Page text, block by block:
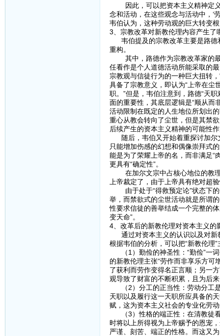
因此，可以把资本主义精神定义
念和活动，在这些观念与活动中，‘
韦伯认为，这种劳动观的巨大转变
3、宗教改革对新教伦理内容产生了
韦伯提及的宗教改革主要是路德
重构。
其中，路德作为宗教改革家的最
任看作是个人道德活动所能采取的
宗教观与信徒行为的一种巨大扭转
具备了宗教意义，即认为“上帝在尘
职。”但是，韦伯注意到，路德“天
面的重要性，其底层逻辑是“顺从而
活动限制在既定的人生地位所划出
重心从教会转向了尘世，但是其禁
后续产生的资本主义精神的可能性
随后，韦伯又开始着重探讨加尔
只能增加伤感的幻想和偶像崇拜式
能是为了荣耀上帝的名，而非满足“
更具有“确定性”。
在加尔文宗中占核心地位的教理
上帝裁定了，由于上帝具有绝对超
由于处于“得救预定论”状态下的
举，而禁欲式的尘世活动就是所谓
性要求信徒的善举结成一个完整的
变天命”。
4、改革后的新教伦理对资本主义的
通过对资本主义的认识以及对新
根据韦伯的分析，可以把“新教伦理
（1）勤俭的神圣性：“勤俭”一词
的新教伦理主张“劳作而非享乐方可
了获利而劳作变得名正言顺；另一
观导致了财富的不断积累，且为后
（2）分工的正当性：劳动分工是
天职以及履行这一天职所应具备的
赋，这为资本主义社会的专业化劳
（3）性格的端正性：在清教徒看
时将以上所得视为上帝赐予的恩宠
严谨、刻苦、端正的性格。而这又